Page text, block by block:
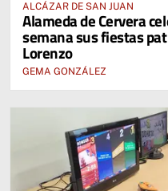
ALCÁZAR DE SAN JUAN
Alameda de Cervera
semana sus fiestas
Lorenzo
GEMA GONZÁLEZ